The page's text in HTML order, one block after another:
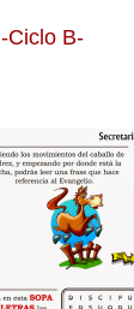
-Ciclo B-